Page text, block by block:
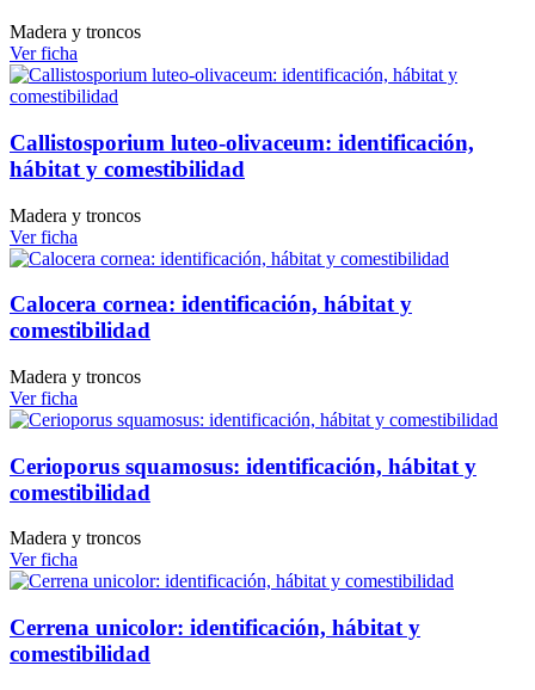
Madera y troncos
Ver ficha
Callistosporium luteo-olivaceum: identificación,
hábitat y comestibilidad
Madera y troncos
Ver ficha
Calocera cornea: identificación, hábitat y
comestibilidad
Madera y troncos
Ver ficha
Cerioporus squamosus: identificación, hábitat y
comestibilidad
Madera y troncos
Ver ficha
Cerrena unicolor: identificación, hábitat y
comestibilidad